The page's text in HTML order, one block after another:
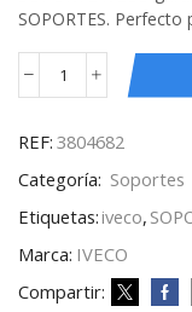
SOPORTES.
REF: 3804682
Categoría: Soportes
Etiquetas:iveco,
Marca: IVECO
Compartir: